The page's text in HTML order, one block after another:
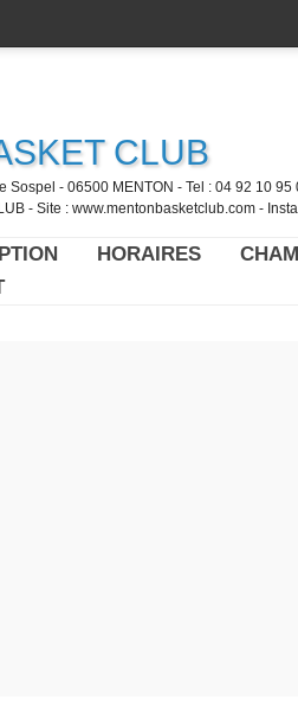
CLUB
Sospel - 06500 MENTON - Tel : 04 92 10
- Site : www.mentonbasketclub.com -
HORAIRES